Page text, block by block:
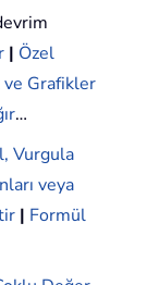
| Özel
Grafikler
…
Vurgula
veya
| Formül